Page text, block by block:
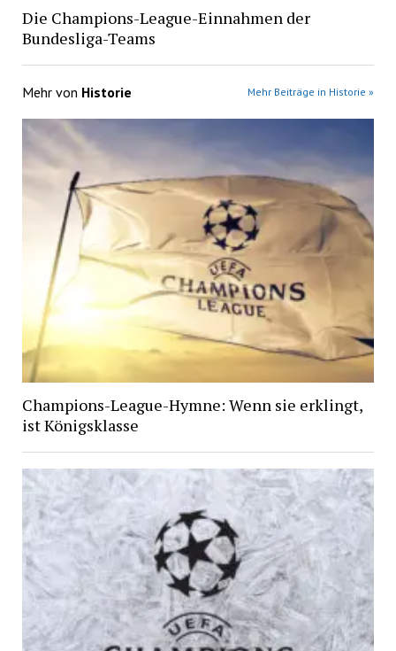
Die Champions-League-Einnahmen der
Bundesliga-Teams
Mehr von Historie Mehr Beiträge in Historie »
Champions-League-Hymne: Wenn sie erklingt,
ist Königsklasse